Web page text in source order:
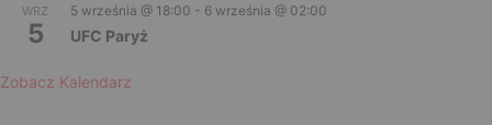
WRZ
5
5 września @ 18:00 - 6 września @ 02:00
UFC Paryż
Zobacz Kalendarz